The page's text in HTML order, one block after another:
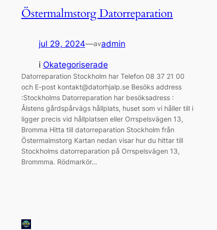
Östermalmstorg Datorreparation
jul 29, 2024—avadmin
i Okategoriserade
Datorreparation Stockholm har Telefon 08 37 21 00
och E-post kontakt@datorhjalp.se Besöks address
:Stockholms Datorreparation har besöksadress :
Ålstens gårdspårvägs hållplats, huset som vi håller till i
ligger precis vid hållplatsen eller Orrspelsvägen 13,
Bromma Hitta till datorreparation Stockholm från
Östermalmstorg Kartan nedan visar hur du hittar till
Stockholms datorreparation på Orrspelsvägen 13,
Brommma. Rödmarkör…